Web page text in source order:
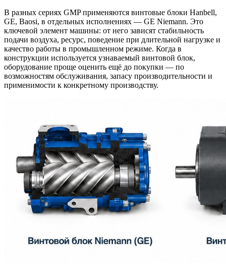
В разных сериях GMP применяются винтовые блоки Hanbell,
GE, Baosi, в отдельных исполнениях — GE Niemann. Это
ключевой элемент машины: от него зависят стабильность
подачи воздуха, ресурс, поведение при длительной нагрузке и
качество работы в промышленном режиме. Когда в
конструкции используется узнаваемый винтовой блок,
оборудование проще оценить ещё до покупки — по
возможностям обслуживания, запасу производительности и
применимости к конкретному производству.